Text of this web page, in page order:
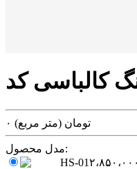
۰ تومان (متر مربع)
مدل محصول:
HS-01۲،۸۵۰،۰۰۰